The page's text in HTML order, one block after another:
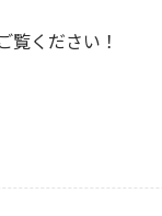
覧ください！